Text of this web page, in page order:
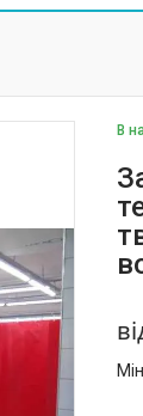
В